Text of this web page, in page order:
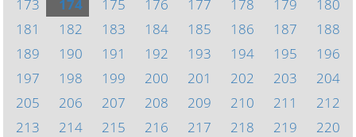
173
174 175 176 177 178 179
180
181
182 183 184 185 186 187
188
189
190 191 192 193 194 195
196
197
198 199 200 201 202 203
204
205
206 207 208 209 210 211
212
213
214 215 216 217 218 219
220